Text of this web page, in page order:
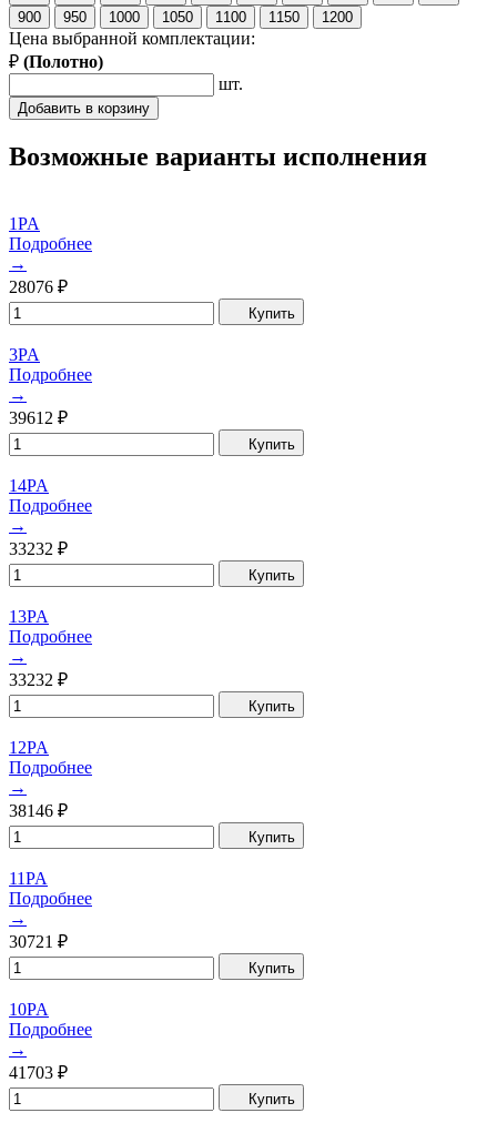
900
950 1000 1050 1100 1150 1200
Цена выбранной комплектации:
₽ (Полотно)
шт.
Добавить в корзину
Возможные варианты исполнения
1PA
Подробнее
→
28076 ₽
Купить
3PA
Подробнее
→
39612 ₽
Купить
14PA
Подробнее
→
33232 ₽
Купить
13PA
Подробнее
→
33232 ₽
Купить
12PA
Подробнее
→
38146 ₽
Купить
11PA
Подробнее
→
30721 ₽
Купить
10PA
Подробнее
→
41703 ₽
Купить